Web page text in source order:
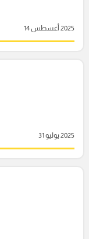
2025 أغسطس 14
2025 يوليو 31